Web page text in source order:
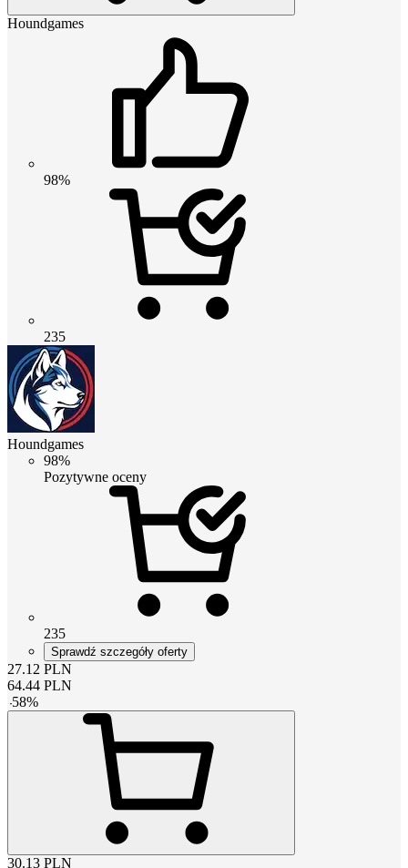
Houndgames
98%
235
Houndgames
98%
Pozytywne oceny
235
Sprawdź szczegóły oferty
27.12 PLN
64.44 PLN
-58%
30.13 PLN